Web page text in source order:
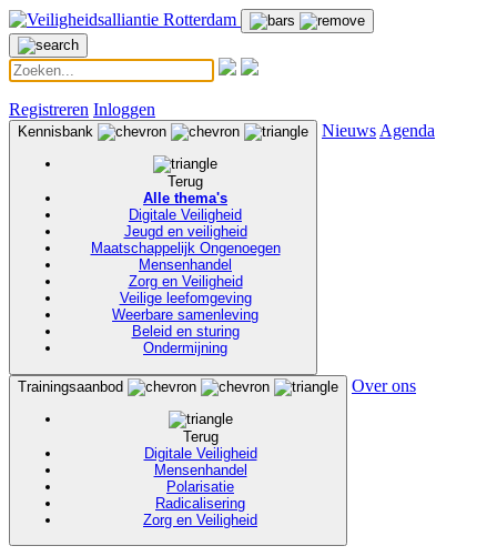
Registreren Inloggen
Kennisbank
Terug
Alle thema's
Digitale Veiligheid
Jeugd en veiligheid
Maatschappelijk Ongenoegen
Mensenhandel
Zorg en Veiligheid
Veilige leefomgeving
Weerbare samenleving
Beleid en sturing
Ondermijning
Nieuws Agenda
Trainingsaanbod
Terug
Digitale Veiligheid
Mensenhandel
Polarisatie
Radicalisering
Zorg en Veiligheid
Over ons